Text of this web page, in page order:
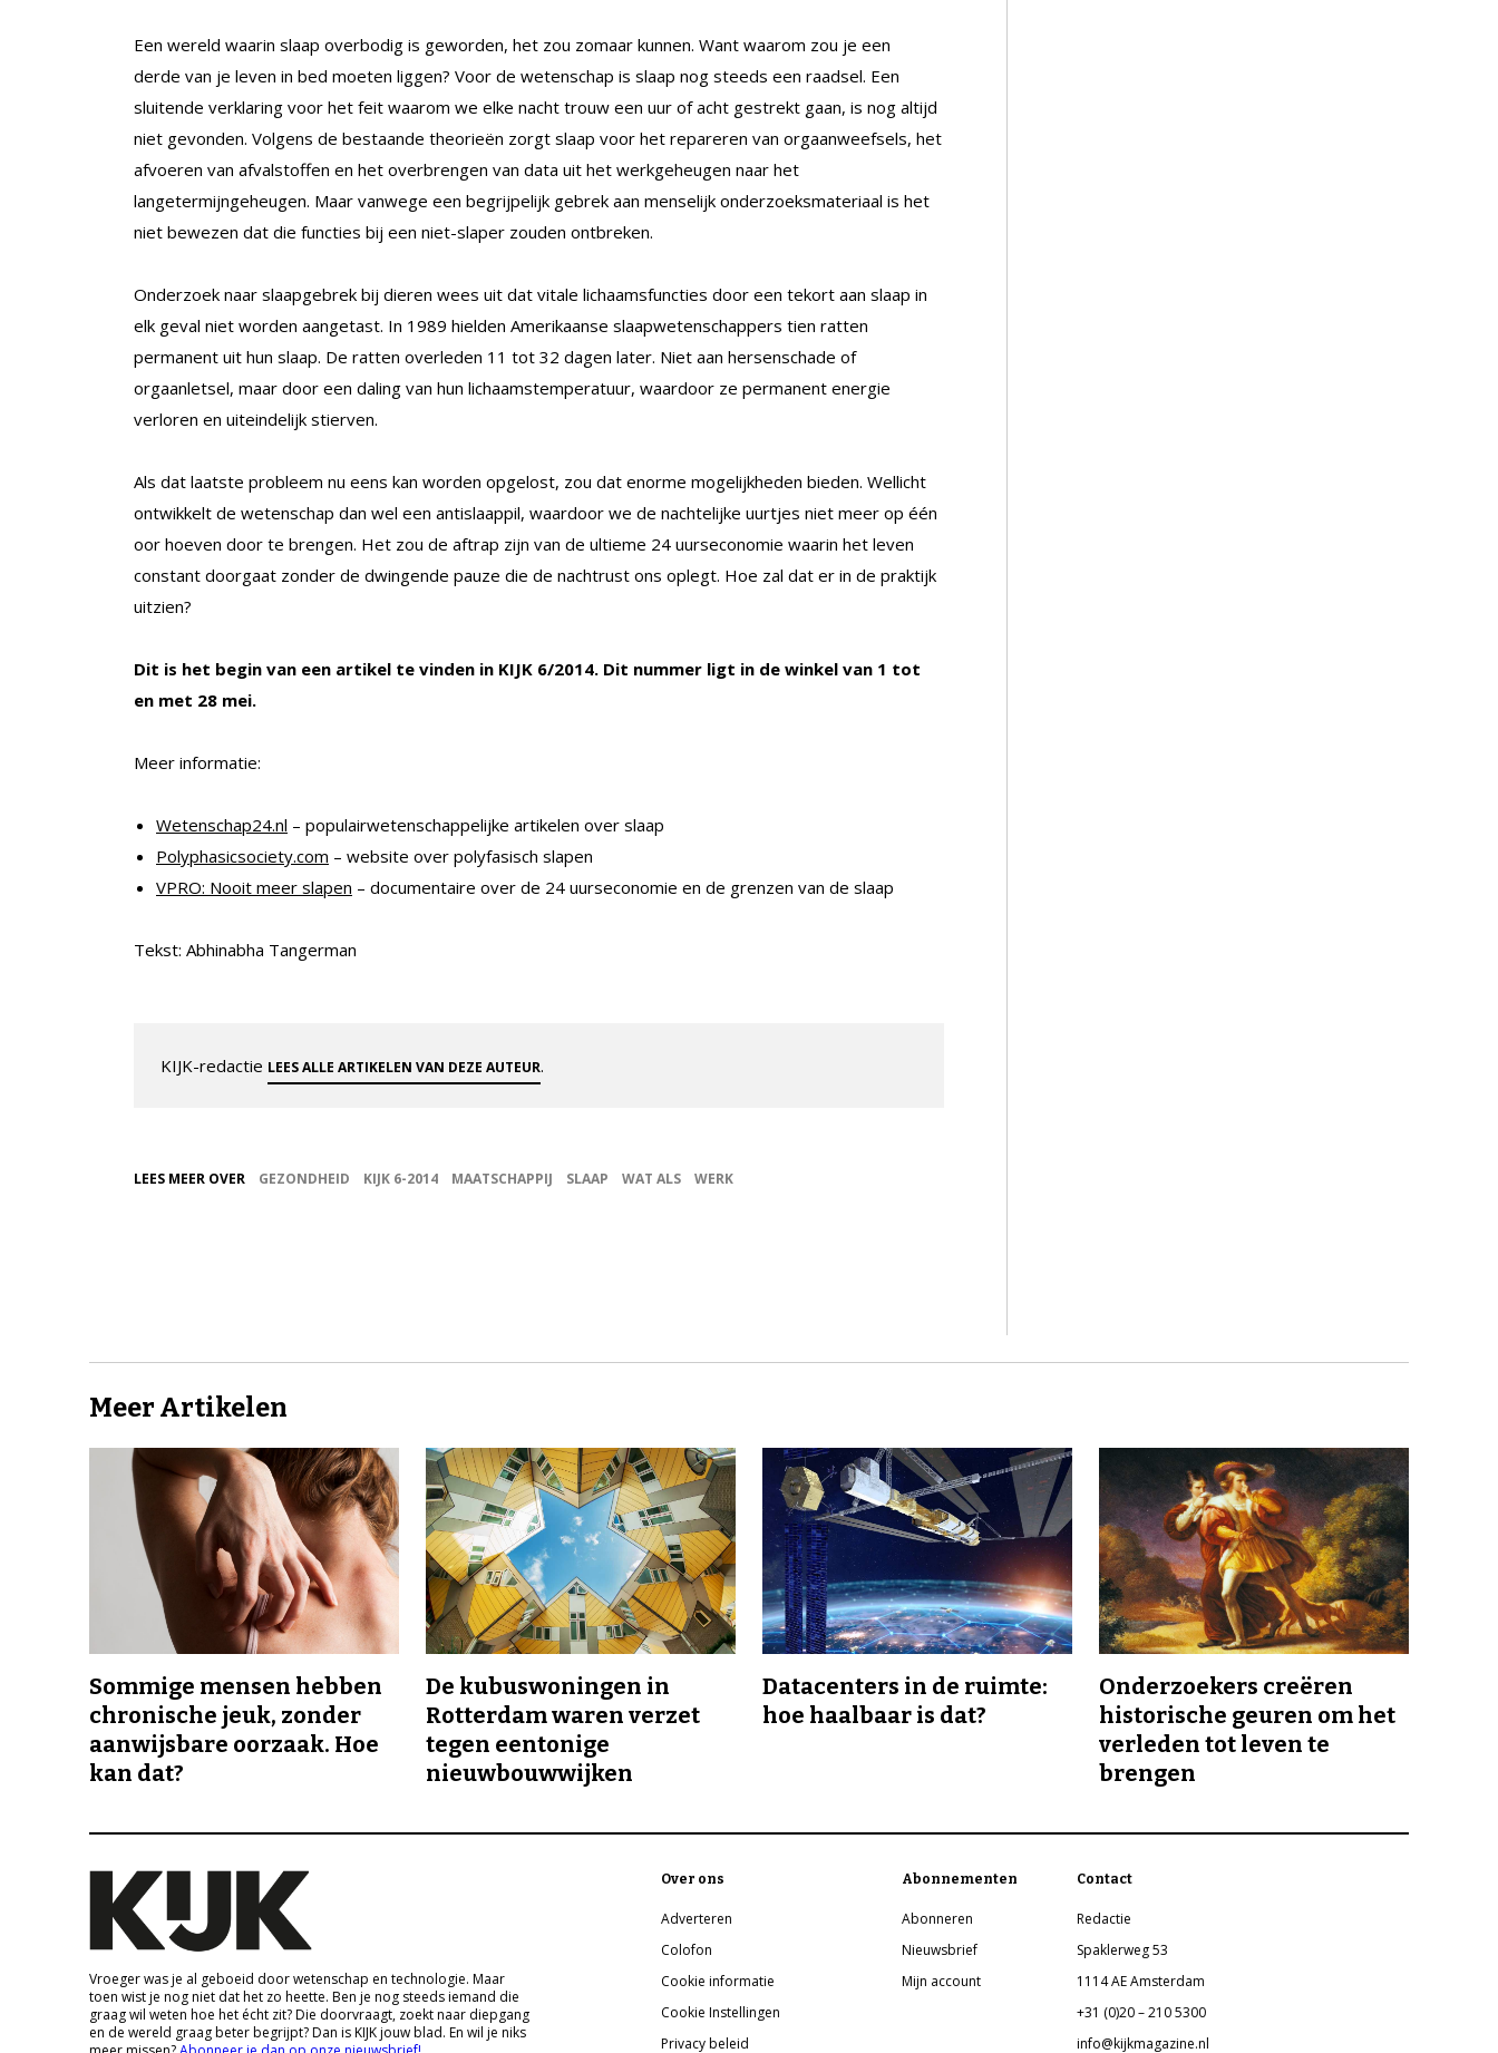
Een wereld waarin slaap overbodig is geworden, het zou zomaar kunnen. Want waarom zou je een
derde van je leven in bed moeten liggen? Voor de wetenschap is slaap nog steeds een raadsel. Een
sluitende verklaring voor het feit waarom we elke nacht trouw een uur of acht gestrekt gaan, is nog altijd
niet gevonden. Volgens de bestaande theorieën zorgt slaap voor het repareren van orgaanweefsels, het
afvoeren van afvalstoffen en het overbrengen van data uit het werkgeheugen naar het
langetermijngeheugen. Maar vanwege een begrijpelijk gebrek aan menselijk onderzoeksmateriaal is het
niet bewezen dat die functies bij een niet-slaper zouden ontbreken.
Onderzoek naar slaapgebrek bij dieren wees uit dat vitale lichaamsfuncties door een tekort aan slaap in
elk geval niet worden aangetast. In 1989 hielden Amerikaanse slaapwetenschappers tien ratten
permanent uit hun slaap. De ratten overleden 11 tot 32 dagen later. Niet aan hersenschade of
orgaanletsel, maar door een daling van hun lichaamstemperatuur, waardoor ze permanent energie
verloren en uiteindelijk stierven.
Als dat laatste probleem nu eens kan worden opgelost, zou dat enorme mogelijkheden bieden. Wellicht
ontwikkelt de wetenschap dan wel een antislaappil, waardoor we de nachtelijke uurtjes niet meer op één
oor hoeven door te brengen. Het zou de aftrap zijn van de ultieme 24 uurseconomie waarin het leven
constant doorgaat zonder de dwingende pauze die de nachtrust ons oplegt. Hoe zal dat er in de praktijk
uitzien?
Dit is het begin van een artikel te vinden in KIJK 6/2014. Dit nummer ligt in de winkel van 1 tot
en met 28 mei.
Meer informatie:
Wetenschap24.nl – populairwetenschappelijke artikelen over slaap
Polyphasicsociety.com – website over polyfasisch slapen
VPRO: Nooit meer slapen – documentaire over de 24 uurseconomie en de grenzen van de slaap
Tekst: Abhinabha Tangerman
KIJK-redactie LEES ALLE ARTIKELEN VAN DEZE AUTEUR.
LEES MEER OVER GEZONDHEID KIJK 6-2014 MAATSCHAPPIJ SLAAP WAT ALS WERK
Meer Artikelen
Sommige mensen hebben
chronische jeuk, zonder
aanwijsbare oorzaak. Hoe
kan dat?
De kubuswoningen in
Rotterdam waren verzet
tegen eentonige
nieuwbouwwijken
Datacenters in de ruimte:
hoe haalbaar is dat?
Onderzoekers creëren
historische geuren om het
verleden tot leven te
brengen
Vroeger was je al geboeid door wetenschap en technologie. Maar
toen wist je nog niet dat het zo heette. Ben je nog steeds iemand die
graag wil weten hoe het écht zit? Die doorvraagt, zoekt naar diepgang
en de wereld graag beter begrijpt? Dan is KIJK jouw blad. En wil je niks
Over ons
Adverteren
Colofon
Cookie informatie
Cookie Instellingen
Privacy beleid
Abonnementen
Abonneren
Nieuwsbrief
Mijn account
Contact
Redactie
Spaklerweg 53
1114 AE Amsterdam
+31 (0)20 – 210 5300
info@kijkmagazine.nl